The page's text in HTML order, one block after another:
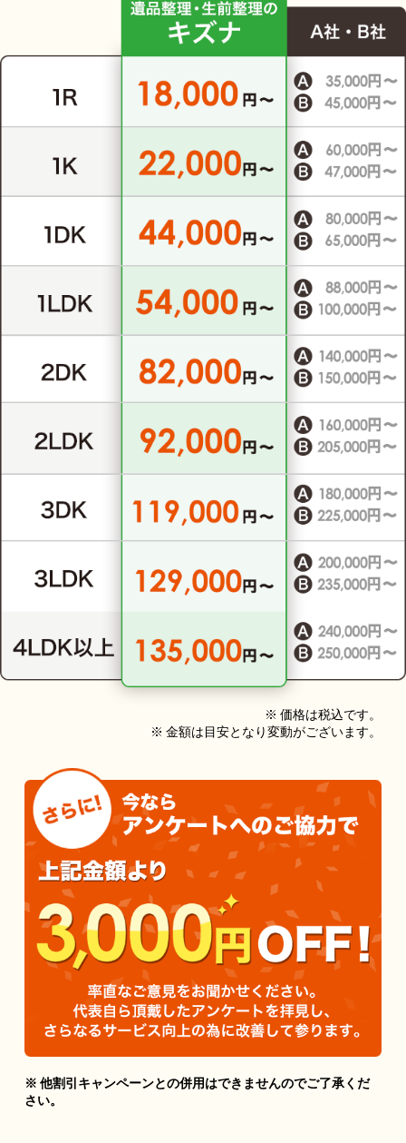
※ 価格は税込です。
※ 金額は目安となり変動がございます。
※ 他割引キャンペーンとの併用はできませんのでご了承くだ
さい。